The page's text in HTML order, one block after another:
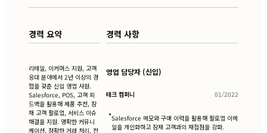
경력 요약
리테일, 이커머스 지원, 고객
응대 분야에서 2년 이상의 경
험을 갖춘 신입 영업 사원.
Salesforce, POS, 고객 피
드백을 활용해 제품 추천, 잠
재 고객 팔로업, 서비스 이슈
해결을 지원. 명확한 커뮤니
케이션, 정확한 거래 처리, 전
경력 사항
영업 담당자 (신입)
테크 컴퍼니 01/2022
•Salesforce 메모와 구매 이력을 활용해 팔로업 이메
일을 개인화하고 잠재 고객과의 재접점을 강화.